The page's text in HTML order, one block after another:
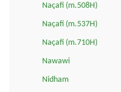
Naçafi (m.508H)
Naçafi (m.537H)
Naçafi (m.710H)
Nawawi
Nidham